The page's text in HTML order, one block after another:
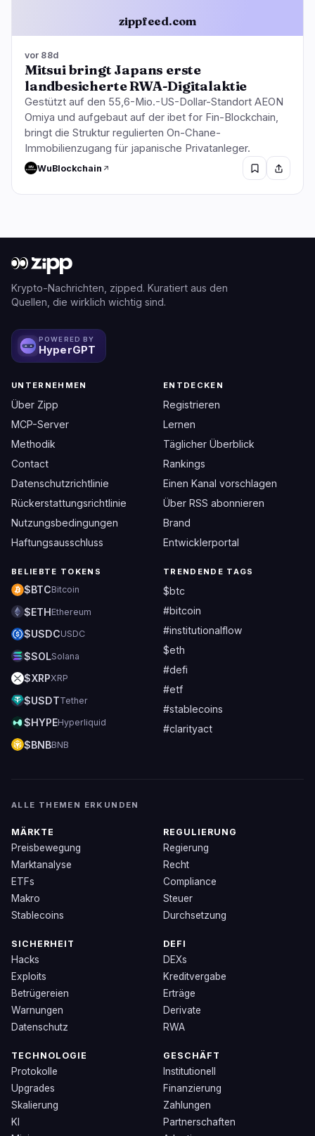
zippfeed.com
vor 88d
Mitsui bringt Japans erste
landbesicherte RWA-Digitalaktie
Gestützt auf den 55,6-Mio.-US-Dollar-Standort AEON
Omiya und aufgebaut auf der ibet for Fin-Blockchain,
bringt die Struktur regulierten On-Chane-
Immobilienzugang für japanische Privatanleger.
WuBlockchain
Krypto-Nachrichten, zipped. Kuratiert aus den
Quellen, die wirklich wichtig sind.
POWERED BY
HyperGPT
UNTERNEHMEN
Über Zipp
MCP-Server
Methodik
Contact
Datenschutzrichtlinie
Rückerstattungsrichtlinie
Nutzungsbedingungen
Haftungsausschluss
ENTDECKEN
Registrieren
Lernen
Täglicher Überblick
Rankings
Einen Kanal vorschlagen
Über RSS abonnieren
Brand
Entwicklerportal
BELIEBTE TOKENS
$BTCBitcoin
$ETHEthereum
$USDCUSDC
$SOLSolana
$XRPXRP
$USDTTether
$HYPEHyperliquid
$BNBBNB
TRENDENDE TAGS
$btc
#bitcoin
#institutionalflow
$eth
#defi
#etf
#stablecoins
#clarityact
ALLE THEMEN ERKUNDEN
MÄRKTE
Preisbewegung
Marktanalyse
ETFs
Makro
Stablecoins
REGULIERUNG
Regierung
Recht
Compliance
Steuer
Durchsetzung
SICHERHEIT
Hacks
Exploits
Betrügereien
Warnungen
Datenschutz
DEFI
DEXs
Kreditvergabe
Erträge
Derivate
RWA
TECHNOLOGIE
Protokolle
Upgrades
Skalierung
KI
GESCHÄFT
Institutionell
Finanzierung
Zahlungen
Partnerschaften